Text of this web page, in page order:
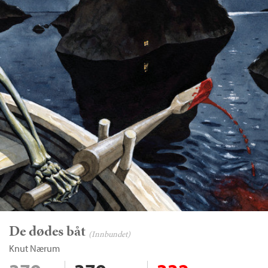
De dødes båt (Innbundet)
Knut Nærum